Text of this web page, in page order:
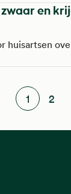
en
huisartsen
Huidige
1 2